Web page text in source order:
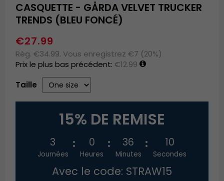
CASQUETTE - GÅRDA VELVET TRUCKER
TRENDS (BLEU FONCÉ)
€27.99
Rég. €34.99. Vous enregistrez €7 (20%)
Prix le plus bas précédent: €12.99
Taille
15% DE REMISE
3
Journées
0
Heures
36
Minutes
9
Secondes
Avec le code: STRAW15